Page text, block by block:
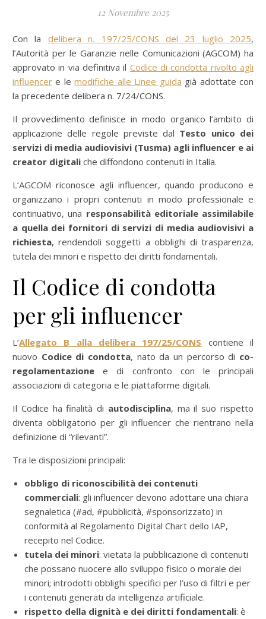
12 Novembre 2025
Con la delibera n. 197/25/CONS del 23 luglio 2025,
l’Autorità per le Garanzie nelle Comunicazioni (AGCOM) ha
approvato in via definitiva il Codice di condotta rivolto agli
influencer e lemodifiche alle Linee guida già adottate con
la precedente delibera n. 7/24/CONS.
Il provvedimento definisce in modo organico l’ambito di
applicazione delle regole previste dal Testo unico dei
servizi di media audiovisivi (Tusma) agli influencer e ai
creator digitali che diffondono contenuti in Italia.
L’AGCOM riconosce agli influencer, quando producono e
organizzano i propri contenuti in modo professionale e
continuativo, una responsabilità editoriale assimilabile
a quella dei fornitori di servizi di media audiovisivi a
richiesta, rendendoli soggetti a obblighi di trasparenza,
tutela dei minori e rispetto dei diritti fondamentali.
Il Codice di condotta
per gli influencer
L’Allegato B alla delibera 197/25/CONS contiene il
nuovo Codice di condotta, nato da un percorso di co-
regolamentazione e di confronto con le principali
associazioni di categoria e le piattaforme digitali.
Il Codice ha finalità di autodisciplina, ma il suo rispetto
diventa obbligatorio per gli influencer che rientrano nella
definizione di “rilevanti”.
Tra le disposizioni principali:
obbligo di riconoscibilità dei contenuti
commerciali: gli influencer devono adottare una chiara
segnaletica (#ad, #pubblicità, #sponsorizzato) in
conformità al Regolamento Digital Chart dello IAP,
recepito nel Codice.
tutela dei minori: vietata la pubblicazione di contenuti
che possano nuocere allo sviluppo fisico o morale dei
minori; introdotti obblighi specifici per l’uso di filtri e per
i contenuti generati da intelligenza artificiale.
rispetto della dignità e dei diritti fondamentali: è